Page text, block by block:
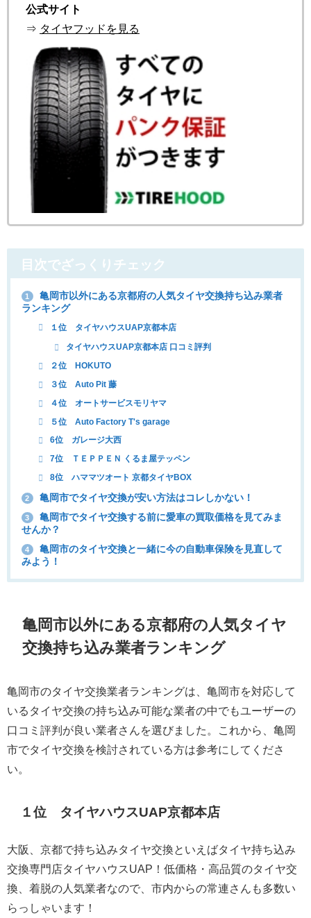
公式サイト
⇒ タイヤフッドを見る
目次でざっくりチェック
1
亀岡市以外にある京都府の人気タイヤ交換持ち込み業者
ランキング
１位 タイヤハウスUAP京都本店
タイヤハウスUAP京都本店 口コミ評判
２位 HOKUTO
３位 Auto Pit 藤
４位 オートサービスモリヤマ
５位 Auto Factory T's garage
6位 ガレージ大西
7位 ＴＥＰＰＥＮ くるま屋テッペン
8位 ハママツオート 京都タイヤBOX
2 亀岡市でタイヤ交換が安い方法はコレしかない！
3
亀岡市でタイヤ交換する前に愛車の買取価格を見てみま
せんか？
4
亀岡市のタイヤ交換と一緒に今の自動車保険を見直して
みよう！
亀岡市以外にある京都府の人気タイヤ
交換持ち込み業者ランキング
亀岡市のタイヤ交換業者ランキングは、亀岡市を対応して
いるタイヤ交換の持ち込み可能な業者の中でもユーザーの
口コミ評判が良い業者さんを選びました。これから、亀岡
市でタイヤ交換を検討されている方は参考にしてくださ
い。
１位 タイヤハウスUAP京都本店
大阪、京都で持ち込みタイヤ交換といえばタイヤ持ち込み
交換専門店タイヤハウスUAP！低価格・高品質のタイヤ交
換、着脱の人気業者なので、市内からの常連さんも多数い
らっしゃいます！